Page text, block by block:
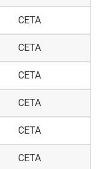
CETA
CETA
CETA
CETA
CETA
CETA